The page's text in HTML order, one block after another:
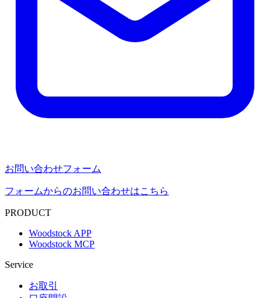
お問い合わせフォーム
フォームからのお問い合わせはこちら
PRODUCT
Woodstock APP
Woodstock MCP
Service
お取引